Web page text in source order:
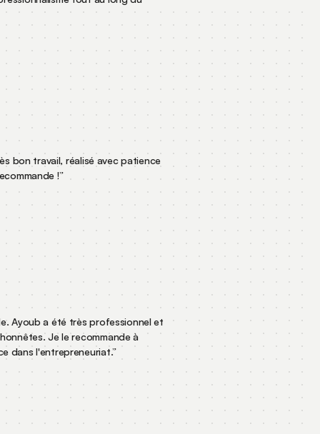
bon travail, réalisé avec patience
!
Ayoub a été très professionnel et
Je le recommande à
dans l'entrepreneuriat.